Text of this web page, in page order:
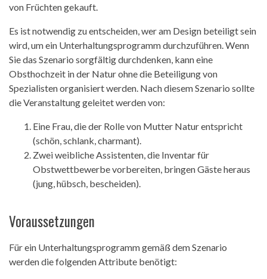
von Früchten gekauft.
Es ist notwendig zu entscheiden, wer am Design beteiligt sein
wird, um ein Unterhaltungsprogramm durchzuführen. Wenn
Sie das Szenario sorgfältig durchdenken, kann eine
Obsthochzeit in der Natur ohne die Beteiligung von
Spezialisten organisiert werden. Nach diesem Szenario sollte
die Veranstaltung geleitet werden von:
Eine Frau, die der Rolle von Mutter Natur entspricht
(schön, schlank, charmant).
Zwei weibliche Assistenten, die Inventar für
Obstwettbewerbe vorbereiten, bringen Gäste heraus
(jung, hübsch, bescheiden).
Voraussetzungen
Für ein Unterhaltungsprogramm gemäß dem Szenario
werden die folgenden Attribute benötigt: